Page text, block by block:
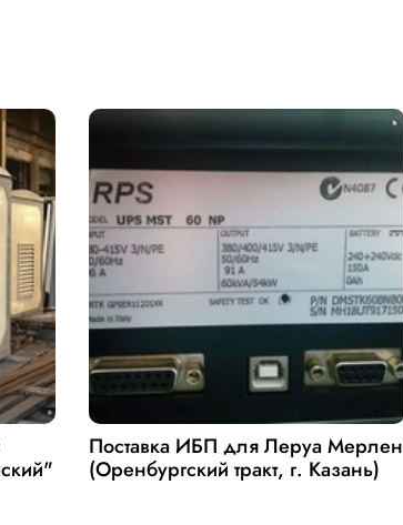
Поставка ИБП для Леруа Мерлен
(Оренбургский тракт, г. Казань)